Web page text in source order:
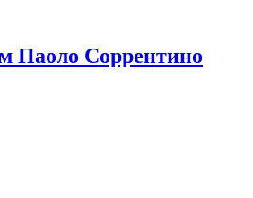
Паоло Соррентино